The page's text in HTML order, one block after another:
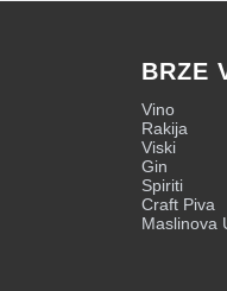
BRZE
Vino
Rakija
Viski
Gin
Spiriti
Craft Piva
Maslinova